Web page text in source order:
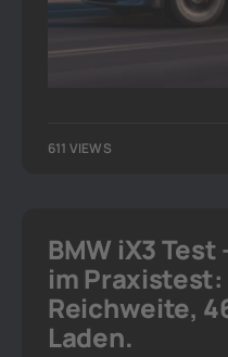
611 VIEWS
BMW iX3 Test
im Praxistest:
Reichweite,
Laden.